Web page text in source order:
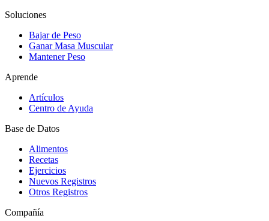
Soluciones
Bajar de Peso
Ganar Masa Muscular
Mantener Peso
Aprende
Artículos
Centro de Ayuda
Base de Datos
Alimentos
Recetas
Ejercicios
Nuevos Registros
Otros Registros
Compañía